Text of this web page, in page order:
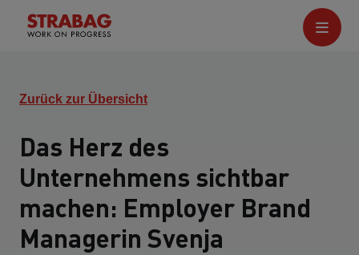
Zurück zur Übersicht
Das Herz des
Unternehmens sichtbar
machen: Employer Brand
Managerin Svenja